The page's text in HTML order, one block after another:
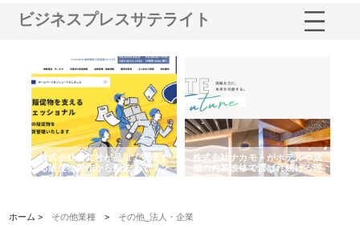
ビジネスプレスサテライト
株式会社耕文社が品川で実現す
る販促物製作から配送までワン
ストップ対応
株式会社ナカモトがホテルや店
舗の内装改修で選ばれ続ける理
由
ホーム > その他業種 > その他_法人・企業